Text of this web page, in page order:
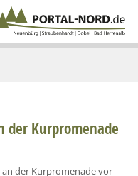
der Kurpromenade
der Kurpromenade vor